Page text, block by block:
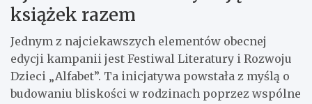
książek razem
Jednym z najciekawszych elementów obecnej
edycji kampanii jest Festiwal Literatury i Rozwoju
Dzieci „Alfabet”. Ta inicjatywa powstała z myślą o
budowaniu bliskości w rodzinach poprzez wspólne